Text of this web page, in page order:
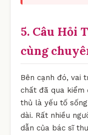
5. Câu Hỏi
cùng
Bên cạnh đó, vai
chất đã qua kiểm
thủ là yếu tố
dài. Rất nhiều
dẫn của bác sĩ